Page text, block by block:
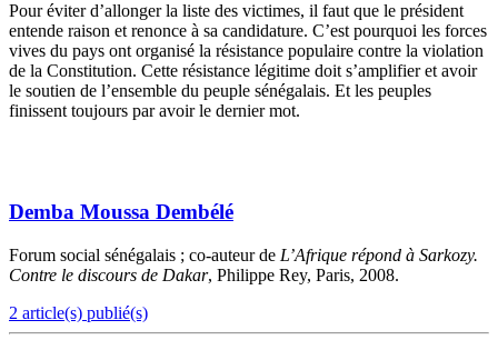
Pour éviter d’allonger la liste des victimes, il faut que le président
entende raison et renonce à sa candidature. C’est pourquoi les forces
vives du pays ont organisé la résistance populaire contre la violation
de la Constitution. Cette résistance légitime doit s’amplifier et avoir
le soutien de l’ensemble du peuple sénégalais. Et les peuples
finissent toujours par avoir le dernier mot.
Demba Moussa Dembélé
Forum social sénégalais ; co-auteur de L’Afrique répond à Sarkozy.
Contre le discours de Dakar, Philippe Rey, Paris, 2008.
2 article(s) publié(s)